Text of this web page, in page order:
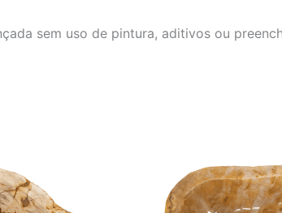
sem uso de pintura, aditivos ou
atual
é:
preço
original
era:
é: